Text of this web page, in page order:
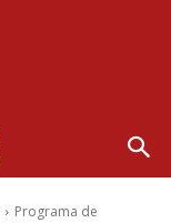
Programa de